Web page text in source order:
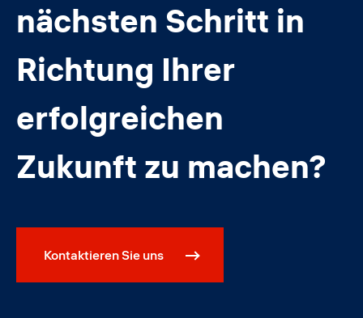
nächsten Schritt in
Richtung Ihrer
erfolgreichen
Zukunft zu machen?
Kontaktieren Sie uns